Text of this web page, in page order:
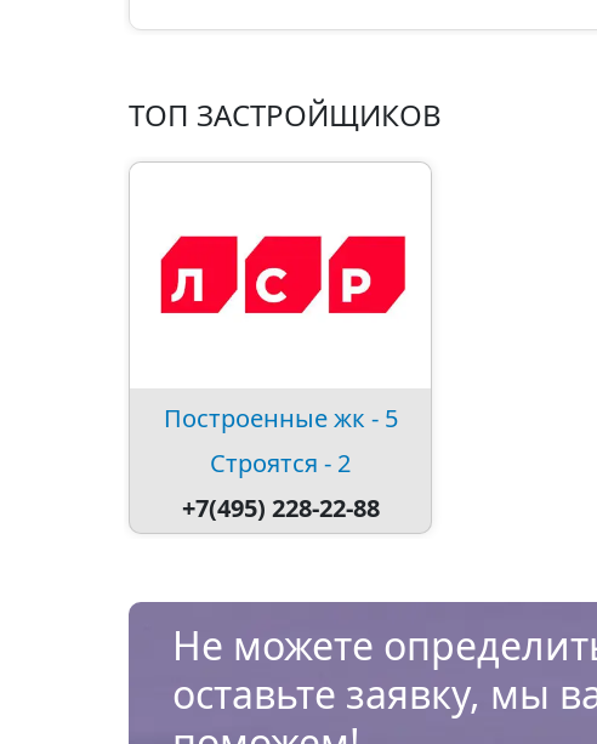
ТОП ЗАСТРОЙЩИКОВ
Построенные жк - 5
Строятся - 2
+7(495) 228-22-88
Не можете
оставьте заявку, мы